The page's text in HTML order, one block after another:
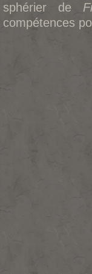
sphérier de
compétences